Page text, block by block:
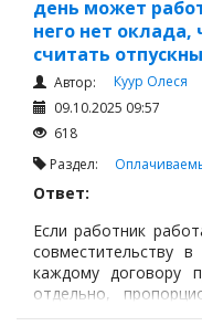
день может
него нет оклада,
считать
Автор:
Куур Олеся
09.10.2025 09:57
618
Раздел:
Ответ:
Если работник
совместительству
каждому договору
отдельно,
трудовому договору